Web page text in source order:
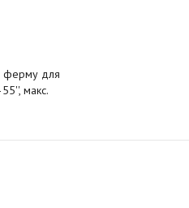
ферму для
макс.